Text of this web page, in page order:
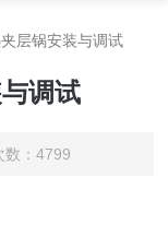
层锅安装与调试
调试
：4799